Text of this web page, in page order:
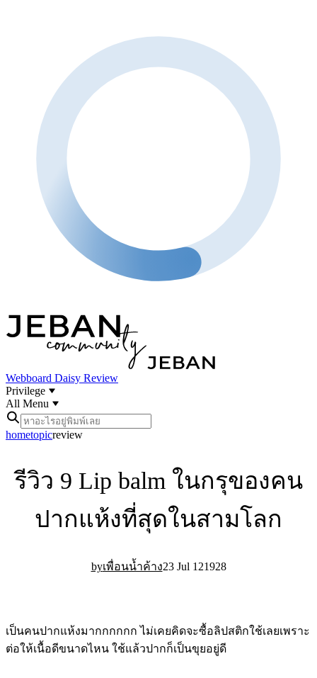
Webboard Daisy Review
Privilege
All Menu
hometopicreview
รีวิว 9 Lip balm ในกรุของคน
ปากแห้งที่สุดในสามโลก
เพื่อนน้ำค้าง23 Jul 121928
เป็นคนปากแห้งมากกกกกก ไม่เคยคิดจะซื้อลิปสติกใช้เลยเพราะ
ต่อให้เนื้อดีขนาดไหน ใช้แล้วปากก็เป็นขุยอยู่ดี